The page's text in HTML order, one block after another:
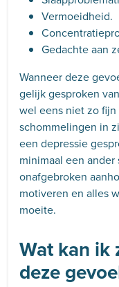
Vermoeidheid.
Gedachte aan
Wanneer deze
gelijk gesproken
wel eens niet zo
schommelingen in
een depressie
minimaal een
onafgebroken
motiveren en alles
moeite.
Wat kan ik
deze